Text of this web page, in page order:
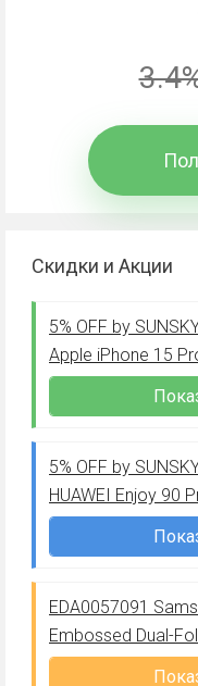
Скидки и Акции
5% OFF by
Apple iPhone 15
5% OFF by
HUAWEI Enjoy 90
EDA0057091
Embossed Dual-